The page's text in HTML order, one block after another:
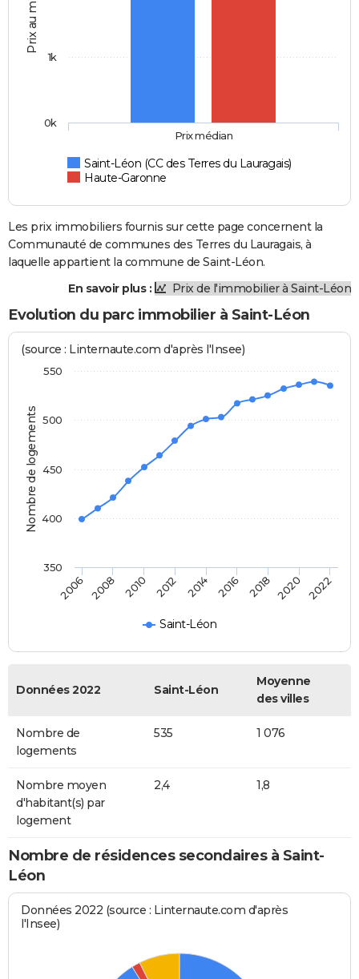
Prix au m2
Saint-Léon (CC des Terres du Lauragais)
Haute-Garonne
Prix médian
0k
1k
Les prix immobiliers fournis sur cette page concernent la
Communauté de communes des Terres du Lauragais, à
laquelle appartient la commune de Saint-Léon.
En savoir plus :
Prix de l'immobilier à Saint-Léon
Evolution du parc immobilier à Saint-Léon
Nombre de logements
(source : Linternaute.com d'après l'Insee)
Saint-Léon
2006 2008 2010 2012 2014 2016 2018 2020 2022
350
400
450
500
550
Données 2022 Saint-Léon
Moyenne
des villes
Nombre de
logements
535 1 076
Nombre moyen
d'habitant(s) par
logement
2,4 1,8
Nombre de résidences secondaires à Saint-
Léon
Données 2022 (source : Linternaute.com d'après
l'Insee)